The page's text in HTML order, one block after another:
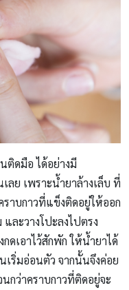
ติดมือ ได้อย่างมี
ย เพราะน้ำยาล้างเล็บ ที่
าบกาวที่แข็งติดอยู่ให้ออก
ละวางโปะลงไปตรง
ดเอาไว้สักพัก ให้น้ำยาได้
ริ่มอ่อนตัว จากนั้นจึงค่อย
นกว่าคราบกาวที่ติดอยู่จะ